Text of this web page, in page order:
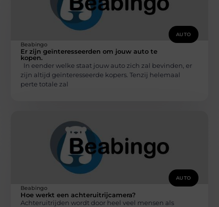
AUTO
Beabingo
Er zijn geïnteresseerden om jouw auto te
kopen.
In eender welke staat jouw auto zich zal bevinden, er
zijn altijd geïnteresseerde kopers. Tenzij helemaal
perte totale zal
AUTO
Beabingo
Hoe werkt een achteruitrijcamera?
Achteruitrijden wordt door heel veel mensen als